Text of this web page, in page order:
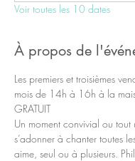
Voir toutes les 10 dates
À propos de
Les premiers et troisièmes
mois de 14h à 16h à la
GRATUIT
Un moment convivial ou
s’adonner à chanter toutes
aime, seul ou à plusieurs.